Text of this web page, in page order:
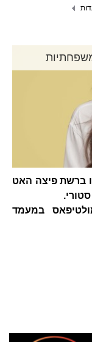
ברשת פיצה האט
במעמד